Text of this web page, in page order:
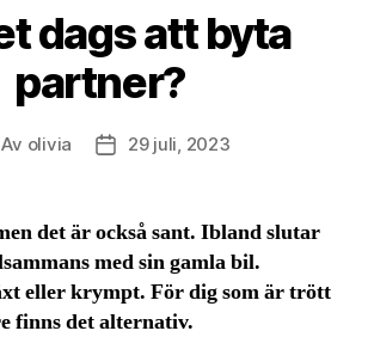
dags att byta
partner?
Av olivia Inläggsdatum
29 juli, 2023
det är också sant. Ibland slutar
med sin gamla bil.
eller krympt. För dig som är trött
finns det alternativ.